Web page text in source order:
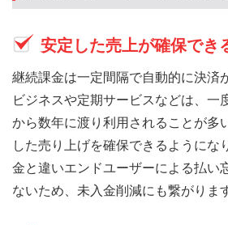
安定した売上が確保でき
継続課金は一定間隔で自動的に決済
ビジネスや定期サービスなどは、一
から数年に渡り利用されることが多
した売り上げを確保できるようにな
金と違いエンドユーザーによる払い
ないため、未入金削減にも繋がります